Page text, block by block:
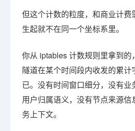
但这个计数的粒度，和商业计费
生起就不在同一个坐标系里。
你从 iptables 计数规则里拿到的
隧道在某个时间段内收发的累
已。没有时间窗口细分，没有业
用户归属语义，没有节点来源信
务上下文。